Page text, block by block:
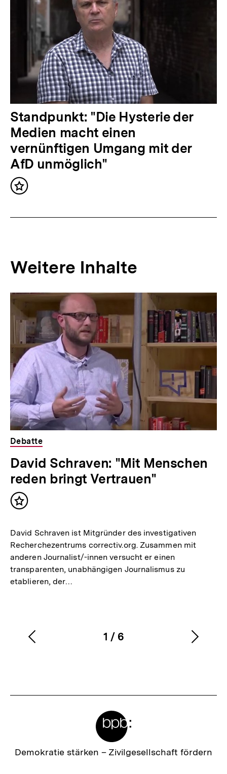
:
N
ä
c
h
s
t
n
h
a
l
t
Standpunkt: "Die Hysterie der
Medien macht einen
vernünftigen Umgang mit der
AfD unmöglich"
Inhalt
Weitere Inhalte
Inhaltskarousell
für
weitere
Inhalte
Inhaltskarussell
überspringen
Debatte
David Schraven: "Mit Menschen
reden bringt Vertrauen"
Inhalt
David Schraven ist Mitgründer des investigativen
Recherchezentrums correctiv.org. Zusammen mit
anderen Journalist/-innen versucht er einen
transparenten, unabhängigen Journalismus zu
etablieren, der…
Karussellinhalt
1
von
/ 6
Vorherigen
Zur
Demokratie stärken – Zivilgesellschaft fördern